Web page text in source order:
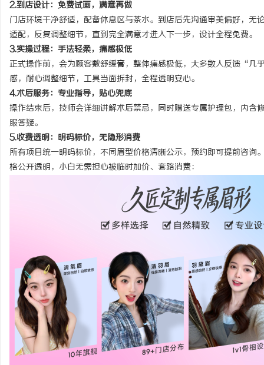
2.到店设计：免费试画，满意再做
门店环境干净舒适，配备休息区与茶水。到店后先沟通审美偏好，
适配，反复调整细节，直到完全满意才进入下一步，设计全程免费。
3.实操过程：手法轻柔，痛感极低
正式操作前，会为顾客敷舒缓膏，整体痛感极低， 大多数人反馈“几
感，耐心调整细节，工具当面拆封，全程透明安心。
4.术后服务：专业指导，贴心兜底
操作结束后，技师会详细讲解术后禁忌，同时赠送专属护理包，内
服答疑。
5.收费透明：明码标价，无隐形消费
所有项目统一明码标价，不同眉型价格清晰公示，预约即可提前咨
格公开透明，小白无需担心被临时加价、套路消费：